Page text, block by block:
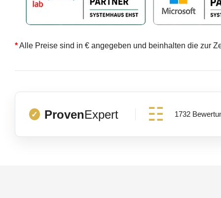
*Alle Preise sind in € angegeben und beinhalten die zur
✓ ProvenExpert 1732